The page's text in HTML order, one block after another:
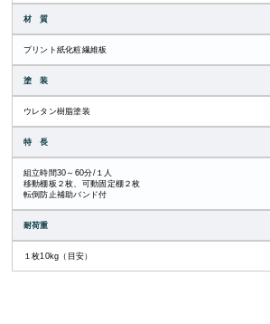
材 質
プリント紙化粧繊維板
塗 装
ウレタン樹脂塗装
特 長
組立時間30～60分/１人
移動棚板２枚、可動固定棚２枚
転倒防止補助バンド付
耐荷重
１枚10kg（目安）